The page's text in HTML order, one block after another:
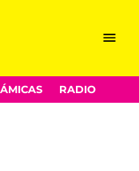
Menu
RADIO